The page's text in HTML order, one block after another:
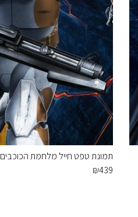
תמונת טפט חייל מלחמת הכוכבים
₪439